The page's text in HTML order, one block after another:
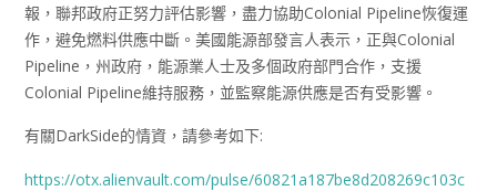
報，聯邦政府正努力評估影響，盡力協助Colonial Pipeline恢復運
作，避免燃料供應中斷。美國能源部發言人表示，正與Colonial
Pipeline，州政府，能源業人士及多個政府部門合作，支援
Colonial Pipeline維持服務，並監察能源供應是否有受影響。
有關DarkSide的情資，請參考如下:
https://otx.alienvault.com/pulse/60821a187be8d208269c103c